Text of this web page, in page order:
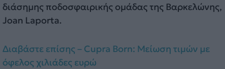
διάσημης ποδοσφαιρικής ομάδας της Βαρκελώνης,
Joan Laporta.
Διαβάστε επίσης – Cupra Born: Μείωση τιμών με
όφελος χιλιάδες ευρώ